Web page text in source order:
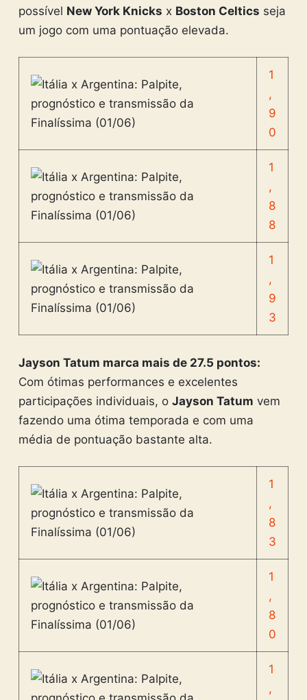
possível New York Knicks x Boston Celtics seja
um jogo com uma pontuação elevada.
1
,
9
0
1
,
8
8
1
,
9
3
Jayson Tatum marca mais de 27.5 pontos:
Com ótimas performances e excelentes
participações individuais, o Jayson Tatum vem
fazendo uma ótima temporada e com uma
média de pontuação bastante alta.
1
,
8
3
1
,
8
0
1
,